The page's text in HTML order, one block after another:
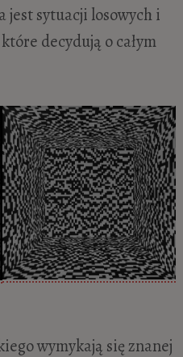
jest sytuacji losowych i
decydują o całym
wymykają się znanej